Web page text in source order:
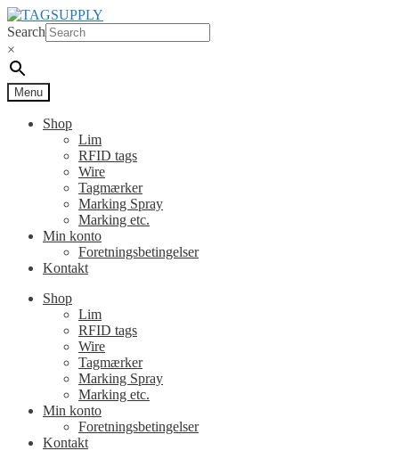
Spring
til
navigation
Spring
til
indhold
Search
×
Menu
Shop
Lim
RFID tags
Wire
Tagmærker
Marking Spray
Marking etc.
Min konto
Foretningsbetingelser
Kontakt
Shop
Lim
RFID tags
Wire
Tagmærker
Marking Spray
Marking etc.
Min konto
Foretningsbetingelser
Kontakt